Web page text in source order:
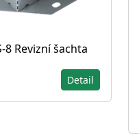
8 Revizní šachta
Detail